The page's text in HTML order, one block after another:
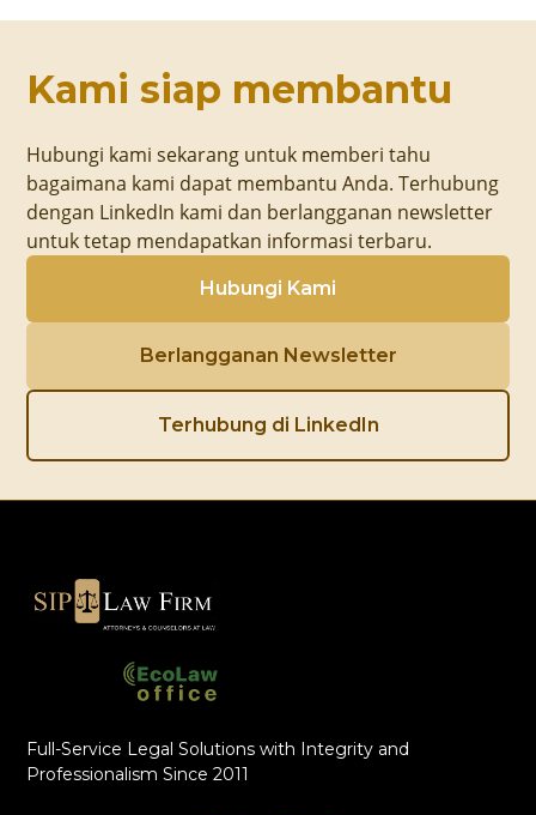
Kami siap membantu
Hubungi kami sekarang untuk memberi tahu
bagaimana kami dapat membantu Anda. Terhubung
dengan LinkedIn kami dan berlangganan newsletter
untuk tetap mendapatkan informasi terbaru.
Hubungi Kami
Berlangganan Newsletter
Terhubung di LinkedIn
Full-Service Legal Solutions with Integrity and
Professionalism Since 2011